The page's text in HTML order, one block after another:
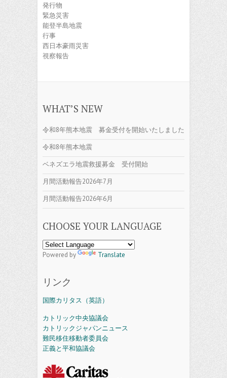
発行物
緊急災害
能登半島地震
行事
西日本豪雨災害
視察報告
WHAT’S NEW
令和8年熊本地震 募金受付を開始いたしました
令和8年熊本地震
ベネズエラ地震救援募金 受付開始
月間活動報告2026年7月
月間活動報告2026年6月
CHOOSE YOUR LANGUAGE
Powered by Translate
リンク
国際カリタス（英語）
カトリック中央協議会
カトリックジャパンニュース
難民移住移動者委員会
正義と平和協議会